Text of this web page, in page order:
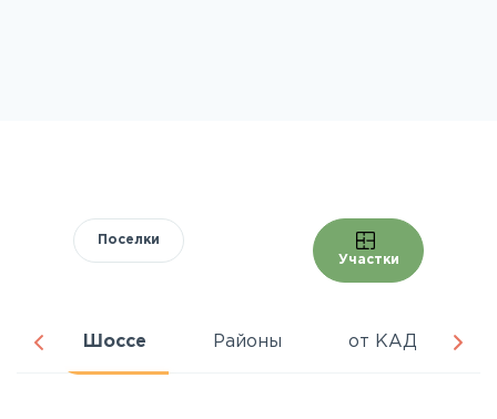
Поселки
Участки
Шоссе Районы от КАД